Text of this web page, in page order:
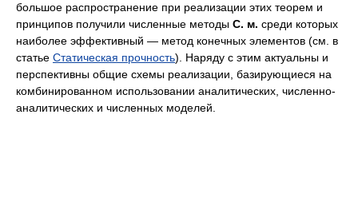
большое распространение при реализации этих теорем и
принципов получили численные методы С. м. среди которых
наиболее эффективный — метод конечных элементов (см. в
статье Статическая прочность). Наряду с этим актуальны и
перспективны общие схемы реализации, базирующиеся на
комбинированном использовании аналитических, численно-
аналитических и численных моделей.